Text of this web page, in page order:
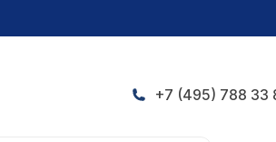
+7 (495) 788 33